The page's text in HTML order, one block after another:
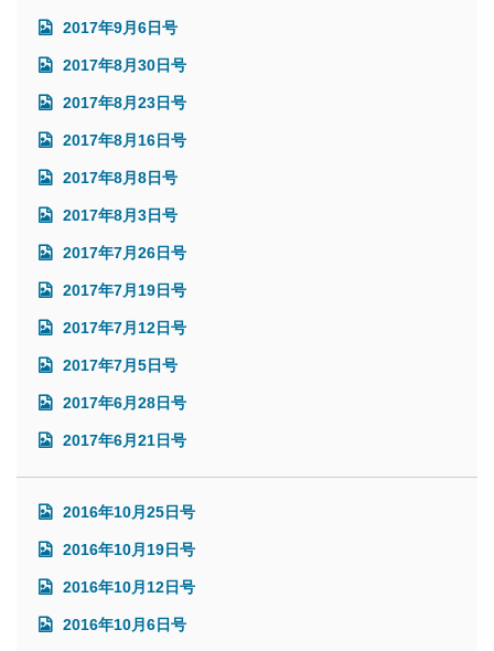
2017年9月6日号
2017年8月30日号
2017年8月23日号
2017年8月16日号
2017年8月8日号
2017年8月3日号
2017年7月26日号
2017年7月19日号
2017年7月12日号
2017年7月5日号
2017年6月28日号
2017年6月21日号
2016年10月25日号
2016年10月19日号
2016年10月12日号
2016年10月6日号